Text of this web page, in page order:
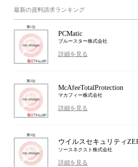
最新の資料請求ランキング
第1位
PCMatic
ブルースター株式会社
詳細を見る
第2位
McAfeeTotalProtection
マカフィー株式会社
詳細を見る
第3位
ウイルスセキュリティ
ソースネクスト株式会社
詳細を見る